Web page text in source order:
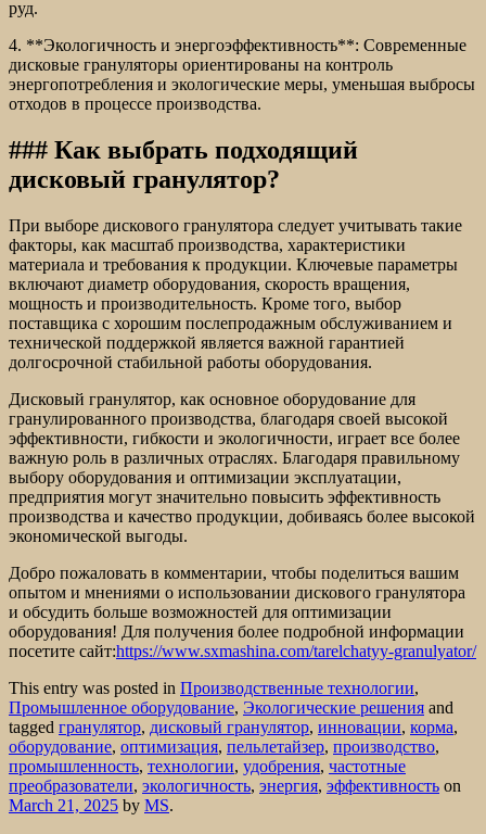
руд.
4. **Экологичность и энергоэффективность**: Современные
дисковые грануляторы ориентированы на контроль
энергопотребления и экологические меры, уменьшая выбросы
отходов в процессе производства.
### Как выбрать подходящий
дисковый гранулятор?
При выборе дискового гранулятора следует учитывать такие
факторы, как масштаб производства, характеристики
материала и требования к продукции. Ключевые параметры
включают диаметр оборудования, скорость вращения,
мощность и производительность. Кроме того, выбор
поставщика с хорошим послепродажным обслуживанием и
технической поддержкой является важной гарантией
долгосрочной стабильной работы оборудования.
Дисковый гранулятор, как основное оборудование для
гранулированного производства, благодаря своей высокой
эффективности, гибкости и экологичности, играет все более
важную роль в различных отраслях. Благодаря правильному
выбору оборудования и оптимизации эксплуатации,
предприятия могут значительно повысить эффективность
производства и качество продукции, добиваясь более высокой
экономической выгоды.
Добро пожаловать в комментарии, чтобы поделиться вашим
опытом и мнениями о использовании дискового гранулятора
и обсудить больше возможностей для оптимизации
оборудования! Для получения более подробной информации
посетите сайт:https://www.sxmashina.com/tarelchatyy-granulyator/
This entry was posted in Производственные технологии,
Промышленное оборудование, Экологические решения and
tagged гранулятор, дисковый гранулятор, инновации, корма,
оборудование, оптимизация, пельлетайзер, производство,
промышленность, технологии, удобрения, частотные
преобразователи, экологичность, энергия, эффективность on
March 21, 2025 by MS.